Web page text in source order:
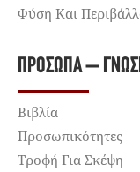
Φύση Και
ΠΡΌΣΩΠΑ –
Βιβλία
Προσωπικότητες
Τροφή Για Σκέψη